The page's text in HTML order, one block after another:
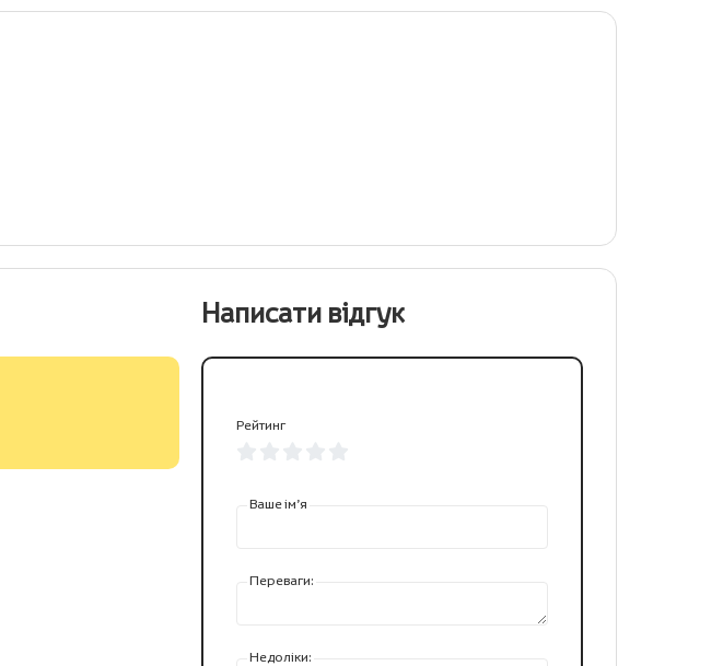
Написати відгук
Рейтинг
Ваше ім’я
Переваги:
Недоліки: